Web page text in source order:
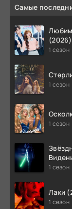
Самые
(2026)
1 сезон
1 сезон
1 сезон
(2026)
1 сезон
Лаки
1 сезон